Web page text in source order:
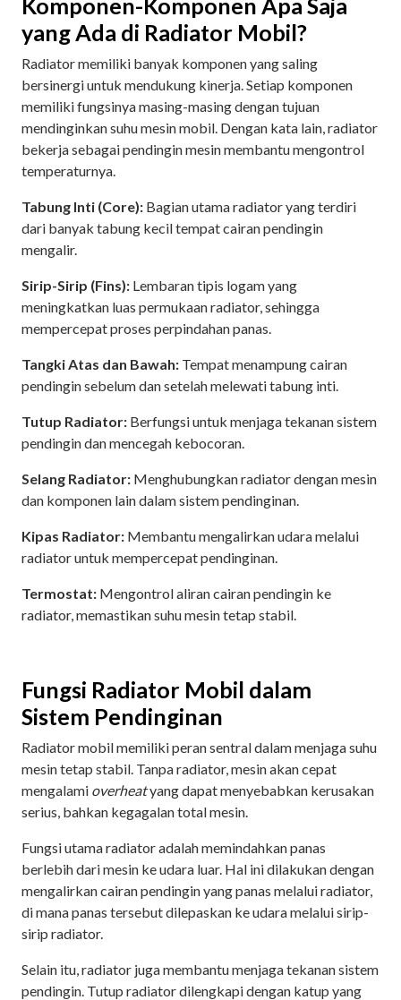
yang Ada di Radiator Mobil?
Radiator memiliki banyak komponen yang saling
bersinergi untuk mendukung kinerja. Setiap komponen
memiliki fungsinya masing-masing dengan tujuan
mendinginkan suhu mesin mobil. Dengan kata lain, radiator
bekerja sebagai pendingin mesin membantu mengontrol
temperaturnya.
Tabung Inti (Core): Bagian utama radiator yang terdiri
dari banyak tabung kecil tempat cairan pendingin
mengalir.
Sirip-Sirip (Fins): Lembaran tipis logam yang
meningkatkan luas permukaan radiator, sehingga
mempercepat proses perpindahan panas.
Tangki Atas dan Bawah: Tempat menampung cairan
pendingin sebelum dan setelah melewati tabung inti.
Tutup Radiator: Berfungsi untuk menjaga tekanan sistem
pendingin dan mencegah kebocoran.
Selang Radiator: Menghubungkan radiator dengan mesin
dan komponen lain dalam sistem pendinginan.
Kipas Radiator: Membantu mengalirkan udara melalui
radiator untuk mempercepat pendinginan.
Termostat: Mengontrol aliran cairan pendingin ke
radiator, memastikan suhu mesin tetap stabil.
Fungsi Radiator Mobil dalam
Sistem Pendinginan
Radiator mobil memiliki peran sentral dalam menjaga suhu
mesin tetap stabil. Tanpa radiator, mesin akan cepat
mengalami overheatyang dapat menyebabkan kerusakan
serius, bahkan kegagalan total mesin.
Fungsi utama radiator adalah memindahkan panas
berlebih dari mesin ke udara luar. Hal ini dilakukan dengan
mengalirkan cairan pendingin yang panas melalui radiator,
di mana panas tersebut dilepaskan ke udara melalui sirip-
sirip radiator.
Selain itu, radiator juga membantu menjaga tekanan sistem
pendingin. Tutup radiator dilengkapi dengan katup yang